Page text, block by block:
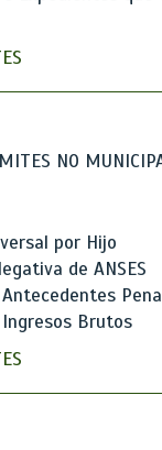
NO
por Hijo
de ANSES
Brutos